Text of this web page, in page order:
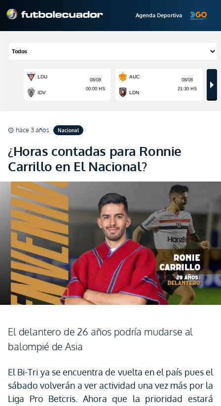
Agenda Deportiva
schedule hace 3 años Nacional
¿Horas contadas para Ronnie
Carrillo en El Nacional?
El delantero de 26 años podría mudarse al
balompié de Asia
El Bi-Tri ya se encuentra de vuelta en el país pues el
sábado volverán a ver actividad una vez más por la
Liga Pro Betcris. Ahora que la prioridad estará